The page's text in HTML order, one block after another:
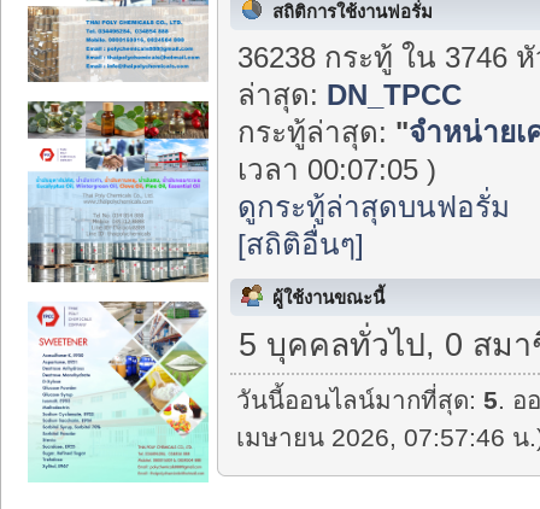
สถิติการใช้งานฟอรั่ม
36238 กระทู้ ใน 3746
ล่าสุด: DN_TPCC
กระทู้ล่าสุด: "จำหน่ายเ
เวลา 00:07:05 )
ดูกระทู้ล่าสุดบนฟอรั่ม
[สถิติอื่นๆ]
ผู้ใช้งานขณะนี้
5 บุคคลทั่วไป, 0 สม
วันนี้ออนไลน์มากที่สุด:5. อ
เมษายน 2026, 07:57:46 น